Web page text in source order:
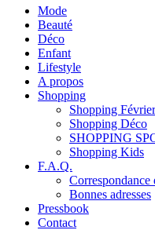
Mode
Beauté
Déco
Enfant
Lifestyle
A propos
Shopping
Shopping Février
Shopping Déco
SHOPPING
Shopping Kids
F.A.Q.
Correspondance
Bonnes adresses
Pressbook
Contact